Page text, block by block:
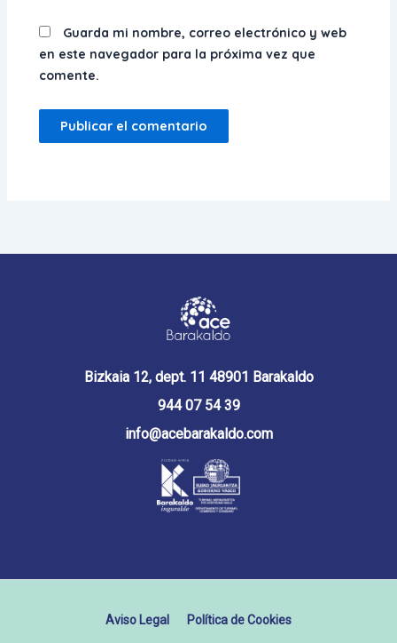
Guarda mi nombre, correo electrónico y web
en este navegador para la próxima vez que
comente.
Bizkaia 12, dept. 11 48901 Barakaldo
944 07 54 39
info@acebarakaldo.com
Aviso Legal Política de Cookies